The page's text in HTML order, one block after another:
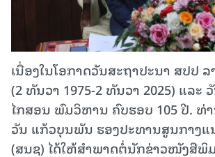
ເນື່ອງໃນໂອກາດວັນສະຖາປະນາ ສປປ
(2 ທັນວາ 1975-2 ທັນວາ 2025) ແລະ
ໄກສອນ ພົມວິຫານ ຄົບຮອບ 105 ປີ. ທ່
ວັນ ແກ້ວບຸນພັນ ຮອງປະທານສູນກາງແ
(ສນຊ) ໄດ້ໃຫ້ສໍາພາດຕໍ່ນັກຂ່າວໜັງສືພິ